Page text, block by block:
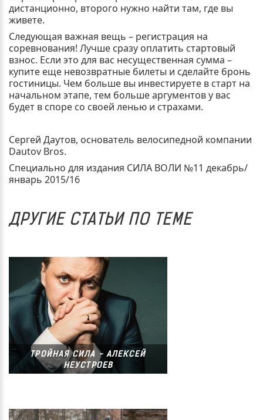
дистанционно, второго нужно найти там, где вы
живете.
Следующая важная вещь – регистрация на
соревнования! Лучше сразу оплатить стартовый
взнос. Если это для вас несущественная сумма –
купите еще невозвратные билеты и сделайте бронь
гостиницы. Чем больше вы инвестируете в старт на
начальном этапе, тем больше аргументов у вас
будет в споре со своей ленью и страхами.
Сергей Даутов, основатель велосипедной компании
Dautov Bros.
Специально для издания СИЛА ВОЛИ №11 декабрь/
январь 2015/16
ДРУГИЕ СТАТЬИ ПО ТЕМЕ
ТРОЙНАЯ СИЛА - АЛЕКСЕЙ
НЕУСТРОЕВ